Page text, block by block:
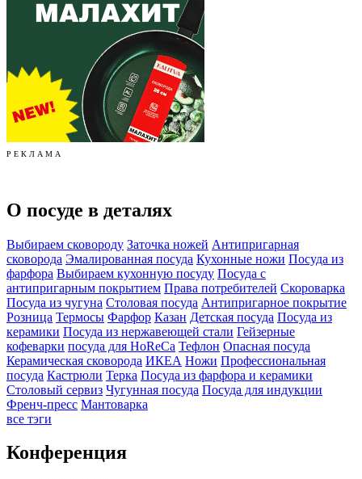
Р Е К Л А М А
О посуде в деталях
Выбираем сковороду Заточка ножей Антипригарная
сковорода Эмалированная посуда Кухонные ножи Посуда из
фарфора Выбираем кухонную посуду Посуда с
антипригарным покрытием Права потребителей Скороварка
Посуда из чугуна Столовая посуда Антипригарное покрытие
Розница Термосы Фарфор Казан Детская посуда Посуда из
керамики Посуда из нержавеющей стали Гейзерные
кофеварки посуда для HoReCa Тефлон Опасная посуда
Керамическая сковорода ИКЕА Ножи Профессиональная
посуда Кастрюли Терка Посуда из фарфора и керамики
Столовый сервиз Чугунная посуда Посуда для индукции
Френч-пресс Мантоварка
все тэги
Конференция